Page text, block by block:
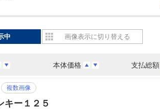
本体価格 支払総額
中 画像表示に切り替える
複数画像
キー１２５